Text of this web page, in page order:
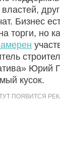
Бизнес
торги, но
Юрий
кусок.